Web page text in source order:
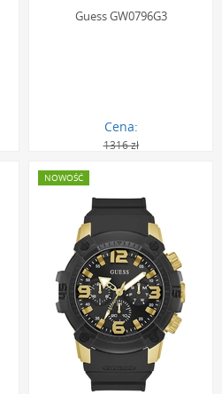
Guess GW0796G3
Cena:
1316 zł
NOWOŚĆ